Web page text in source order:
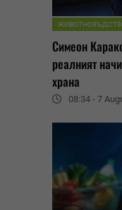
Симеон
реалният
храна
08:34 - 7